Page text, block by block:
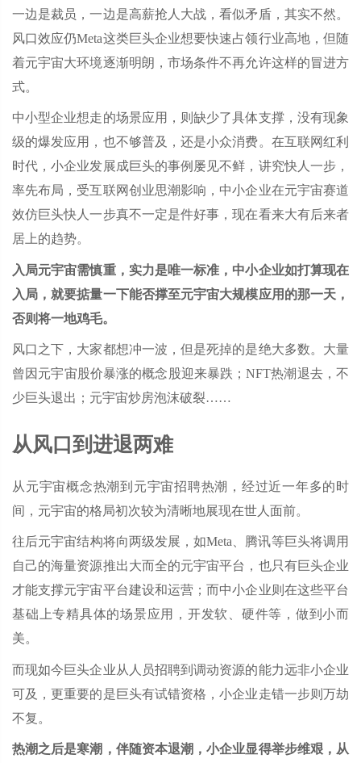
一边是裁员，一边是高薪抢人大战，看似矛盾，其实不然。
风口效应仍Meta这类巨头企业想要快速占领行业高地，但随
着元宇宙大环境逐渐明朗，市场条件不再允许这样的冒进方
式。
中小型企业想走的场景应用，则缺少了具体支撑，没有现象
级的爆发应用，也不够普及，还是小众消费。在互联网红利
时代，小企业发展成巨头的事例屡见不鲜，讲究快人一步，
率先布局，受互联网创业思潮影响，中小企业在元宇宙赛道
效仿巨头快人一步真不一定是件好事，现在看来大有后来者
居上的趋势。
入局元宇宙需慎重，实力是唯一标准，中小企业如打算现在
入局，就要掂量一下能否撑至元宇宙大规模应用的那一天，
否则将一地鸡毛。
风口之下，大家都想冲一波，但是死掉的是绝大多数。大量
曾因元宇宙股价暴涨的概念股迎来暴跌；NFT热潮退去，不
少巨头退出；元宇宙炒房泡沫破裂……
从风口到进退两难
从元宇宙概念热潮到元宇宙招聘热潮，经过近一年多的时
间，元宇宙的格局初次较为清晰地展现在世人面前。
往后元宇宙结构将向两级发展，如Meta、腾讯等巨头将调用
自己的海量资源推出大而全的元宇宙平台，也只有巨头企业
才能支撑元宇宙平台建设和运营；而中小企业则在这些平台
基础上专精具体的场景应用，开发软、硬件等，做到小而
美。
而现如今巨头企业从人员招聘到调动资源的能力远非小企业
可及，更重要的是巨头有试错资格，小企业走错一步则万劫
不复。
热潮之后是寒潮，伴随资本退潮，小企业显得举步维艰，从